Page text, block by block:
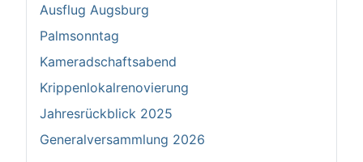
Ausflug Augsburg
Palmsonntag
Kameradschaftsabend
Krippenlokalrenovierung
Jahresrückblick 2025
Generalversammlung 2026